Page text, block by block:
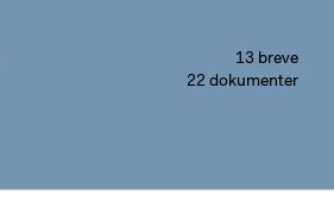
13 breve
22 dokumenter